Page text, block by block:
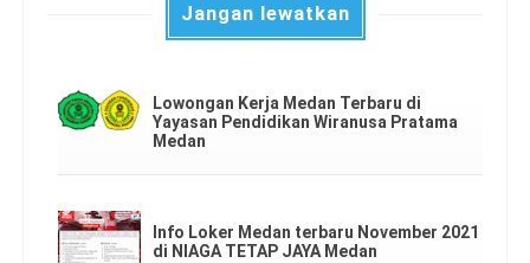
Jangan lewatkan
Lowongan Kerja Medan Terbaru di
Yayasan Pendidikan Wiranusa Pratama
Medan
Info Loker Medan terbaru November 2021
di NIAGA TETAP JAYA Medan